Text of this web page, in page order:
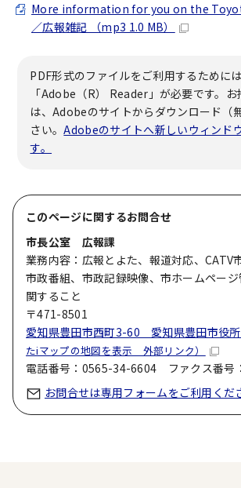
More information for you on the
／広報雑記 （mp3 1.0 MB）
PDF形式のファイルをご利用するためには
「Adobe（R） Reader」が必要です。
は、Adobeのサイトからダウンロード（
さい。Adobeのサイトへ新しいウィンド
す。
このページに関するお問合せ
市長公室 広報課
業務内容：広報とよた、報道対応、CATV
市政番組、市政記録映像、市ホームペー
関すること
〒471-8501
愛知県豊田市西町3-60 愛知県豊田市役
たiマップの地図を表示 外部リンク）
電話番号：0565-34-6604 ファクス番号
お問合せは専用フォームをご利用くだ